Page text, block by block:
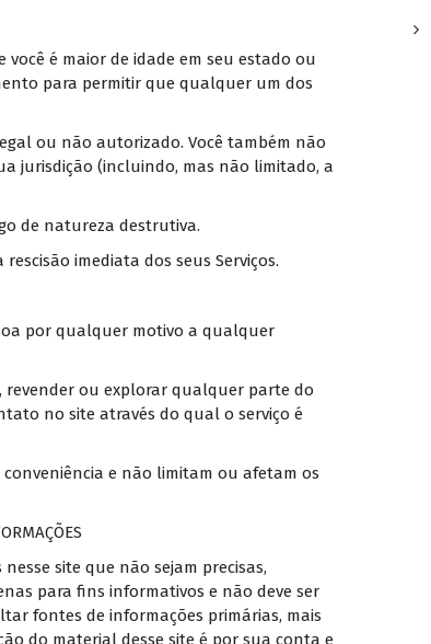
você é maior de idade em seu estado ou
para permitir que qualquer um dos
ou não autorizado. Você também não
jurisdição (incluindo, mas não limitado, a
de natureza destrutiva.
imediata dos seus Serviços.
por qualquer motivo a qualquer
revender ou explorar qualquer parte do
no site através do qual o serviço é
e não limitam ou afetam os
site que não sejam precisas,
para fins informativos e não deve ser
fontes de informações primárias, mais
do material desse site é por sua conta e